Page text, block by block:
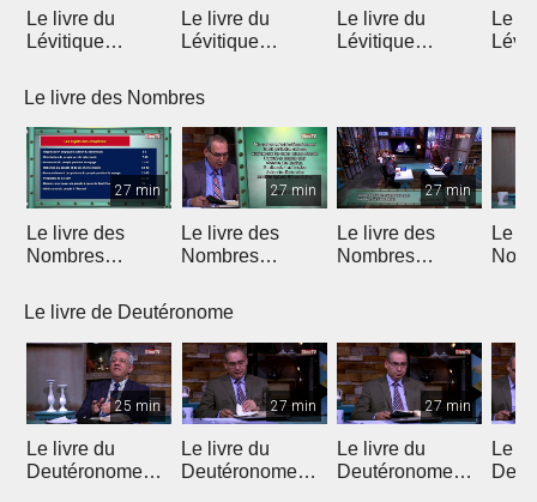
Le livre du
Lévitique
Le livre du
Lévitique
Le livre du
Lévitique
Le
Le livre des Nombres
27 min
Le livre des
Nombres
27 min
Le livre des
Nombres
27 min
Le livre des
Nombres
Le
Le livre de Deutéronome
25 min
Le livre du
Deutéronome
27 min
Le livre du
Deutéronome
27 min
Le livre du
Deutéronome
Le